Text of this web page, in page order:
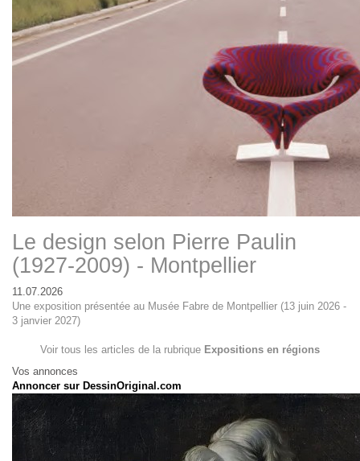
Le design selon Pierre Paulin
(1927-2009) - Montpellier
11.07.2026
Une exposition présentée au Musée Fabre de Montpellier (13 juin 2026 -
3 janvier 2027)
Voir tous les articles de la rubrique Expositions en régions
Vos annonces
Annoncer sur DessinOriginal.com